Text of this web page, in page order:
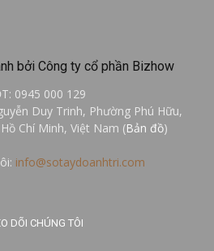
bởi Công ty cổ phần Bizhow
0945 000 129
Duy Trinh, Phường Phú Hữu,
Chí Minh, Việt Nam (Bản đồ)
info@sotaydoanhtri.com
DÕI CHÚNG TÔI